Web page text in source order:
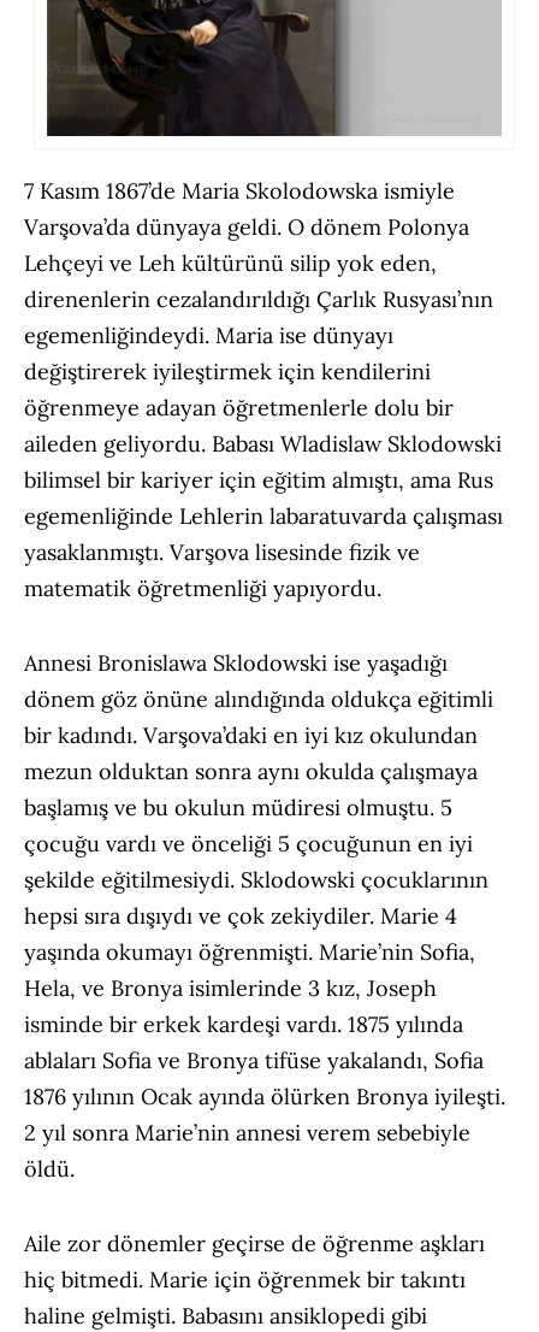
7 Kasım 1867’de Maria Skolodowska ismiyle
Varşova’da dünyaya geldi. O dönem Polonya
Lehçeyi ve Leh kültürünü silip yok eden,
direnenlerin cezalandırıldığı Çarlık Rusyası’nın
egemenliğindeydi. Maria ise dünyayı
değiştirerek iyileştirmek için kendilerini
öğrenmeye adayan öğretmenlerle dolu bir
aileden geliyordu. Babası Wladislaw Sklodowski
bilimsel bir kariyer için eğitim almıştı, ama Rus
egemenliğinde Lehlerin labaratuvarda çalışması
yasaklanmıştı. Varşova lisesinde fizik ve
matematik öğretmenliği yapıyordu.
Annesi Bronislawa Sklodowski ise yaşadığı
dönem göz önüne alındığında oldukça eğitimli
bir kadındı. Varşova’daki en iyi kız okulundan
mezun olduktan sonra aynı okulda çalışmaya
başlamış ve bu okulun müdiresi olmuştu. 5
çocuğu vardı ve önceliği 5 çocuğunun en iyi
şekilde eğitilmesiydi. Sklodowski çocuklarının
hepsi sıra dışıydı ve çok zekiydiler. Marie 4
yaşında okumayı öğrenmişti. Marie’nin Sofia,
Hela, ve Bronya isimlerinde 3 kız, Joseph
isminde bir erkek kardeşi vardı. 1875 yılında
ablaları Sofia ve Bronya tifüse yakalandı, Sofia
1876 yılının Ocak ayında ölürken Bronya iyileşti.
2 yıl sonra Marie’nin annesi verem sebebiyle
öldü.
Aile zor dönemler geçirse de öğrenme aşkları
hiç bitmedi. Marie için öğrenmek bir takıntı
haline gelmişti. Babasını ansiklopedi gibi